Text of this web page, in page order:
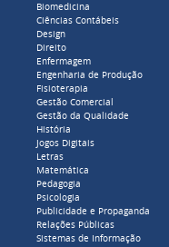
Biomedicina
Ciências Contábeis
Design
Direito
Enfermagem
Engenharia de Produção
Fisioterapia
Gestão Comercial
Gestão da Qualidade
História
Jogos Digitais
Letras
Matemática
Pedagogia
Psicologia
Publicidade e Propaganda
Relações Públicas
Sistemas de Informação